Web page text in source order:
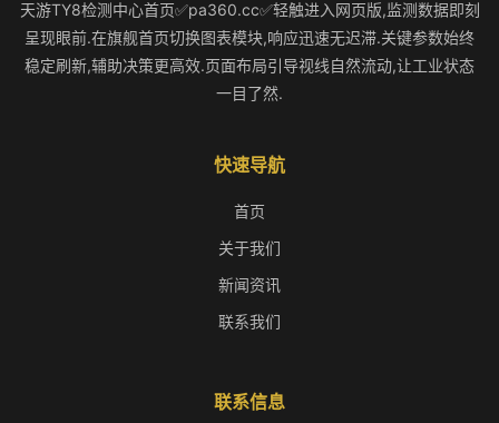
天游TY8检测中心首页✅pa360.cc✅轻触进入网页版,监测数据即刻
呈现眼前.在旗舰首页切换图表模块,响应迅速无迟滞.关键参数始终
稳定刷新,辅助决策更高效.页面布局引导视线自然流动,让工业状态
一目了然.
快速导航
首页
关于我们
新闻资讯
联系我们
联系信息